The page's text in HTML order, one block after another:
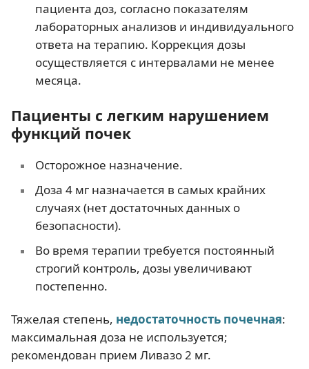
исследования
креатинкиназы.
Общие нарушения
отеки периферические;
быстрая утомляемость,
пациента доз, согласно показателям
лабораторных анализов и индивидуального
ответа на терапию. Коррекция дозы
осуществляется с интервалами не менее
месяца.
Пациенты с легким нарушением
функций почек
Осторожное назначение.
Доза 4 мг назначается в самых крайних
случаях (нет достаточных данных о
безопасности).
Во время терапии требуется постоянный
строгий контроль, дозы увеличивают
постепенно.
Тяжелая степень, недостаточность почечная:
максимальная доза не используется;
рекомендован прием Ливазо 2 мг.